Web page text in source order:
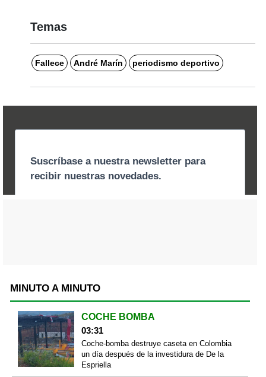
Temas
Fallece André Marín periodismo deportivo
MINUTO A MINUTO
COCHE BOMBA
03:31
Coche-bomba destruye caseta en Colombia
un día después de la investidura de De la
Espriella